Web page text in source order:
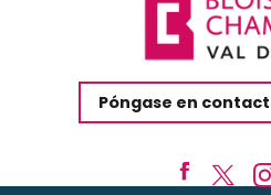
Póngase en